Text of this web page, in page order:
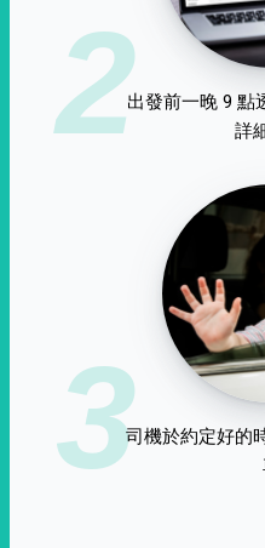
2出發前一晚 9 點
詳
3司機於約定好的